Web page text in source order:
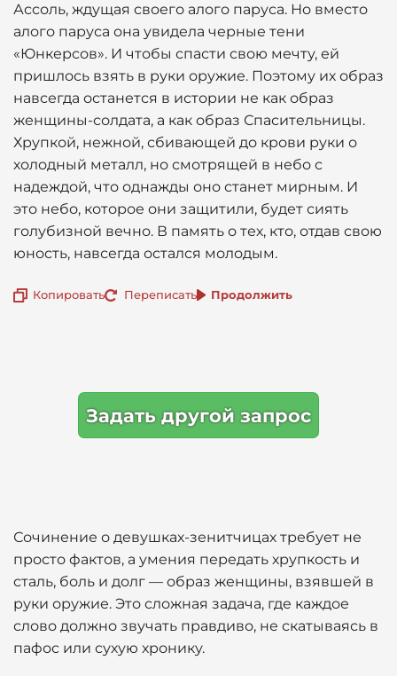
Ассоль, ждущая своего алого паруса. Но вместо
алого паруса она увидела черные тени
«Юнкерсов». И чтобы спасти свою мечту, ей
пришлось взять в руки оружие. Поэтому их образ
навсегда останется в истории не как образ
женщины-солдата, а как образ Спасительницы.
Хрупкой, нежной, сбивающей до крови руки о
холодный металл, но смотрящей в небо с
надеждой, что однажды оно станет мирным. И
это небо, которое они защитили, будет сиять
голубизной вечно. В память о тех, кто, отдав свою
юность, навсегда остался молодым.
Копировать Переписать Продолжить
Задать другой запрос
Сочинение о девушках-зенитчицах требует не
просто фактов, а умения передать хрупкость и
сталь, боль и долг — образ женщины, взявшей в
руки оружие. Это сложная задача, где каждое
слово должно звучать правдиво, не скатываясь в
пафос или сухую хронику.